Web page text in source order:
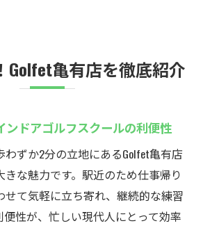
Golfet亀有店を徹底紹介
ンドアゴルフスクールの利便性
ずか2分の立地にあるGolfet亀有店
な魅力です。駅近のため仕事帰り
せて気軽に立ち寄れ、継続的な練習
性が、忙しい現代人にとって効率